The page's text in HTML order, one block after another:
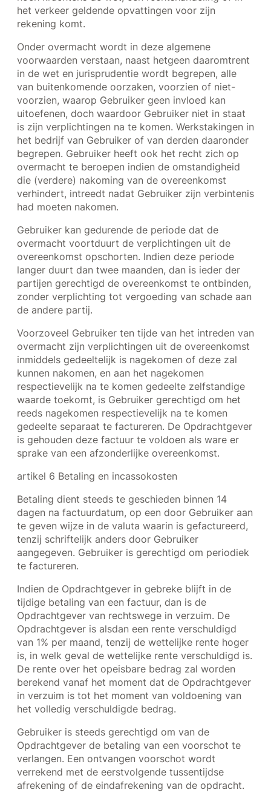
het verkeer geldende opvattingen voor zijn
rekening komt.
Onder overmacht wordt in deze algemene
voorwaarden verstaan, naast hetgeen daaromtrent
in de wet en jurisprudentie wordt begrepen, alle
van buitenkomende oorzaken, voorzien of niet-
voorzien, waarop Gebruiker geen invloed kan
uitoefenen, doch waardoor Gebruiker niet in staat
is zijn verplichtingen na te komen. Werkstakingen in
het bedrijf van Gebruiker of van derden daaronder
begrepen. Gebruiker heeft ook het recht zich op
overmacht te beroepen indien de omstandigheid
die (verdere) nakoming van de overeenkomst
verhindert, intreedt nadat Gebruiker zijn verbintenis
had moeten nakomen.
Gebruiker kan gedurende de periode dat de
overmacht voortduurt de verplichtingen uit de
overeenkomst opschorten. Indien deze periode
langer duurt dan twee maanden, dan is ieder der
partijen gerechtigd de overeenkomst te ontbinden,
zonder verplichting tot vergoeding van schade aan
de andere partij.
Voorzoveel Gebruiker ten tijde van het intreden van
overmacht zijn verplichtingen uit de overeenkomst
inmiddels gedeeltelijk is nagekomen of deze zal
kunnen nakomen, en aan het nagekomen
respectievelijk na te komen gedeelte zelfstandige
waarde toekomt, is Gebruiker gerechtigd om het
reeds nagekomen respectievelijk na te komen
gedeelte separaat te factureren. De Opdrachtgever
is gehouden deze factuur te voldoen als ware er
sprake van een afzonderlijke overeenkomst.
artikel 6 Betaling en incassokosten
Betaling dient steeds te geschieden binnen 14
dagen na factuurdatum, op een door Gebruiker aan
te geven wijze in de valuta waarin is gefactureerd,
tenzij schriftelijk anders door Gebruiker
aangegeven. Gebruiker is gerechtigd om periodiek
te factureren.
Indien de Opdrachtgever in gebreke blijft in de
tijdige betaling van een factuur, dan is de
Opdrachtgever van rechtswege in verzuim. De
Opdrachtgever is alsdan een rente verschuldigd
van 1% per maand, tenzij de wettelijke rente hoger
is, in welk geval de wettelijke rente verschuldigd is.
De rente over het opeisbare bedrag zal worden
berekend vanaf het moment dat de Opdrachtgever
in verzuim is tot het moment van voldoening van
het volledig verschuldigde bedrag.
Gebruiker is steeds gerechtigd om van de
Opdrachtgever de betaling van een voorschot te
verlangen. Een ontvangen voorschot wordt
verrekend met de eerstvolgende tussentijdse
afrekening of de eindafrekening van de opdracht.